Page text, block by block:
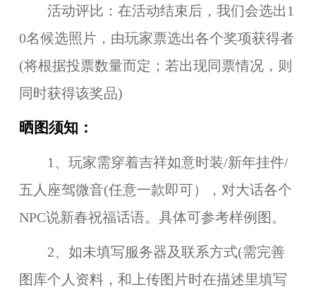
活动评比： 在活动结束后，我们会选出1
0名候选照片，由玩家票选出各个奖项获得者
(将根据投票数量而定；若出现同票情况，则
同时获得该奖品)
晒图须知：
1、 玩家需穿着吉祥如意时装/新年挂件/
五人座驾微音(任意一款即可），对大话各个
NPC说新春祝福话语。具体可参考样例图。
2、如未填写服务器及联系方式(需完善
图库个人资料，和上传图片时在描述里填写